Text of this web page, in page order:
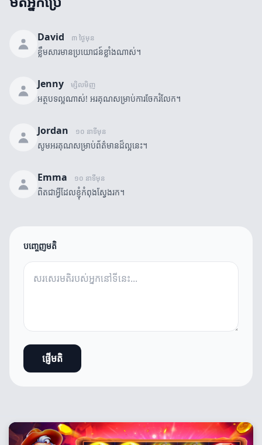
David ៣ ថ្ងៃមុន
ខ្លឹមសារមានប្រយោជន៍ខ្លាំងណាស់។
Jenny ម្សិលមិញ
អត្ថបទល្អណាស់! អរគុណសម្រាប់ការចែករំលែក។
Jordan ១០ នាទីមុន
សូមអរគុណសម្រាប់ព័ត៌មានដ៏ល្អនេះ។
Emma ១០ នាទីមុន
ពិតជាអ្វីដែលខ្ញុំកំពុងស្វែងរក។
បញ្ចេញមតិ
ផ្ញើមតិ